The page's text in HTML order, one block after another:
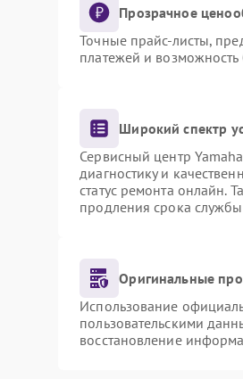
Прозрачное
Точные прайс-листы,
платежей и возможность
Широкий спектр
Сервисный центр
диагностику и
статус ремонта онлайн.
продления срока
Оригинальные
Использование
пользовательскими
восстановление